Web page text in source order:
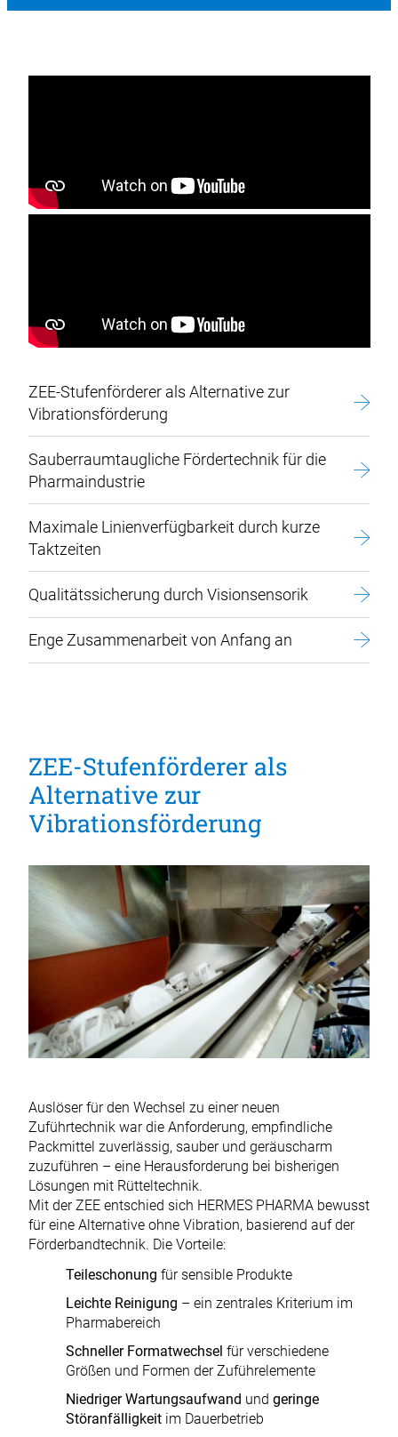
ZEE-Stufenförderer als Alternative zur
Vibrationsförderung
Sauberraumtaugliche Fördertechnik für die
Pharmaindustrie
Maximale Linienverfügbarkeit durch kurze
Taktzeiten
Qualitätssicherung durch Visionsensorik
Enge Zusammenarbeit von Anfang an
ZEE-Stufenförderer als
Alternative zur
Vibrationsförderung
Auslöser für den Wechsel zu einer neuen
Zuführtechnik war die Anforderung, empfindliche
Packmittel zuverlässig, sauber und geräuscharm
zuzuführen – eine Herausforderung bei bisherigen
Lösungen mit Rütteltechnik.
Mit der ZEE entschied sich HERMES PHARMA bewusst
für eine Alternative ohne Vibration, basierend auf der
Förderbandtechnik. Die Vorteile:
Teileschonung für sensible Produkte
Leichte Reinigung – ein zentrales Kriterium im
Pharmabereich
Schneller Formatwechsel für verschiedene
Größen und Formen der Zuführelemente
Niedriger Wartungsaufwand undgeringe
Störanfälligkeit im Dauerbetrieb